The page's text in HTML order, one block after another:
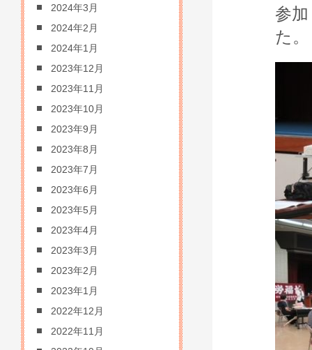
参
た。
2024年3月
2024年2月
2024年1月
2023年12月
2023年11月
2023年10月
2023年9月
2023年8月
2023年7月
2023年6月
2023年5月
2023年4月
2023年3月
2023年2月
2023年1月
2022年12月
2022年11月